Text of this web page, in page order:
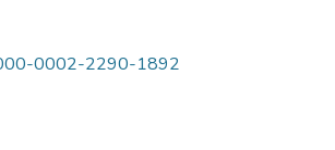
0002-2290-1892